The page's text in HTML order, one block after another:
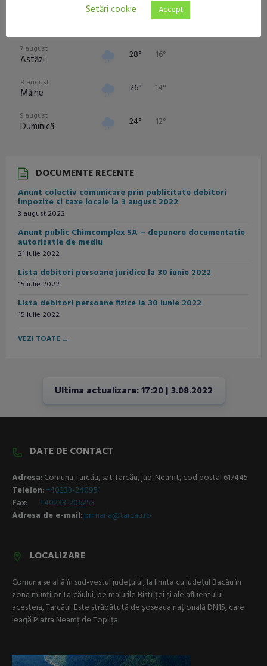
15°
7 august
Astăzi 28° 16°
8 august
Mâine 26° 14°
9 august
Duminică 24° 12°
11 august
Marți 31° 16°
12 august
Miercuri
13 august
Joi
DOCUMENTE RECENTE
Anunt colectiv comunicare prin publicitate debitori
impozite si taxe locale la 3 august 2022
3 august 2022
Anunt public Chimcomplex SA – depunere documentatie
autorizatie de mediu
21 iulie 2022
Lista debitori persoane juridice la 30 iunie 2022
15 iulie 2022
Lista debitori persoane fizice la 30 iunie 2022
15 iulie 2022
VEZI TOATE ...
Ultima actualizare: 17:20 | 3.08.2022
DATE DE CONTACT
Adresa: Comuna Tarcău, sat Tarcău, jud. Neamt, cod postal 617445
Telefon:+40233-240951
Fax: +40233-206253
Adresa de e-mail: primaria@tarcau.ro
LOCALIZARE
Comuna se află în sud-vestul județului, la limita cu județul Bacău în
zona munților Tarcăului, pe malurile Bistriței și ale afluentului
acesteia, Tarcăul. Este străbătută de șoseaua națională DN15, care
leagă Piatra Neamț de Toplița.
Setări cookie
Accept